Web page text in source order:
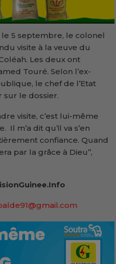
5 septembre, le colonel
visite à la veuve du
Les deux ont
Touré. Selon l’ex-
le chef de l’Etat
sur le dossier.
visite, c’est lui-même
m’a dit qu’il va s’en
confiance. Quand
par la grâce à Dieu’’,